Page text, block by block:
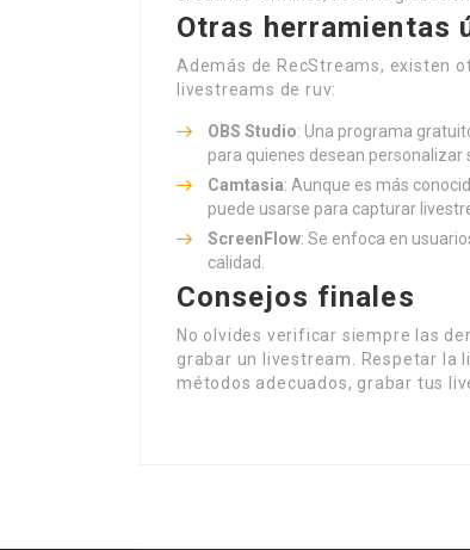
Otras herramientas
Además de RecStreams, existen
livestreams de ruv:
OBS Studio: Una programa
para quienes desean personalizar
Camtasia: Aunque es más
puede usarse para capturar
ScreenFlow: Se enfoca en
calidad.
Consejos finales
No olvides verificar siempre las
grabar un livestream. Respetar la
métodos adecuados, grabar tus